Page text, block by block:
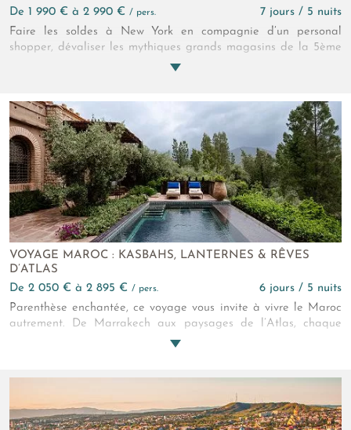
de 1 990 € à 2 990 € / pers.
7 jours / 5 nuits
Faire les soldes à New York en compagnie d’un personal
shopper, dévaliser les mythiques grands magasins de la 5ème
Avenue puis prendre la pose au cours d’un shooting photo
VOYAGE MAROC : KASBAHS, LANTERNES & RÊVES
D’ATLAS
de 2 050 € à 2 895 € / pers.
6 jours / 5 nuits
Parenthèse enchantée, ce voyage vous invite à vivre le Maroc
autrement. De Marrakech aux paysages de l’Atlas, chaque
étape marie l’intime et l’exception. Une échappée pensée
envies.